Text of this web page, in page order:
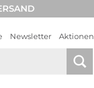
Newsletter Aktionen